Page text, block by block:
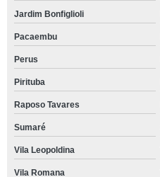
Jardim Bonfiglioli
Pacaembu
Perus
Pirituba
Raposo Tavares
Sumaré
Vila Leopoldina
Vila Romana